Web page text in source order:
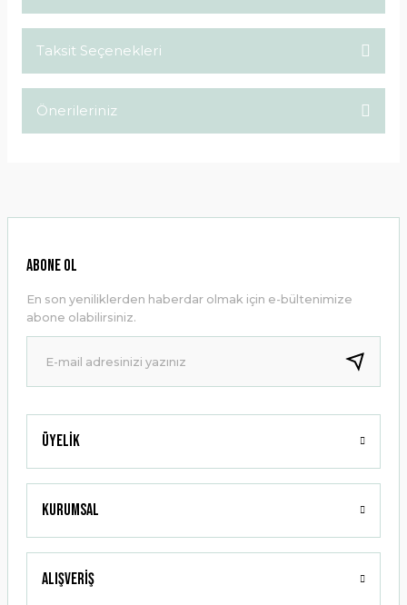
Taksit Seçenekleri
Önerileriniz
Ürün resmi kalitesiz, bozuk veya görüntülenemiyor.
Ürün bilgilerinde hatalar bulunuyor.
Ürün fiyatı diğer sitelerden daha pahalı.
Bu ürüne benzer farklı alternatifler olmalı.
Gönder
Üyelik
Kurumsal
Alışveriş
ABONE OL
En son yeniliklerden haberdar olmak için e-bültenimize
abone olabilirsiniz.